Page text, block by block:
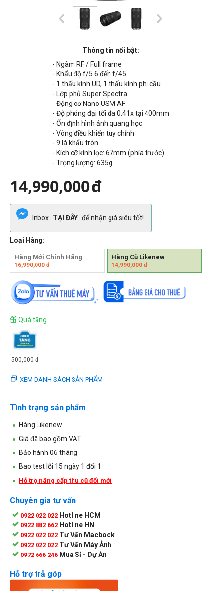
Thông tin nổi bật:
- Ngàm RF / Full frame
- Khẩu độ f/5.6 đến f/45
- 1 thấu kính UD, 1 thấu kính phi cầu
- Lớp phủ Super Spectra
- Động cơ Nano USM AF
- Độ phóng đại tối đa 0.41x tại 400mm
- Ổn định hình ảnh quang học
- Vòng điều khiển tùy chỉnh
- 9 lá khẩu tròn
- Kích cỡ kính lọc: 67mm (phía trước)
- Trọng lượng: 635g
14,990,000đ
Inbox TẠI ĐÂY để nhận giá siêu tốt!
Loại Hàng:
Hàng Mới Chính Hãng
16,990,000 đ
Hàng Cũ Likenew
14,990,000đ
Quà tặng
500,000 đ
XEM DANH SÁCH SẢN PHẨM
Tình trạng sản phẩm
Hàng Likenew
Giá đã bao gồm VAT
Bảo hành 06 tháng
Bao test lỗi 15 ngày 1 đổi 1
Hỗ trợ nâng cấp thu cũ đổi mới
Chuyên gia tư vấn
0922 022 022 Hotline HCM
0922 882 662 Hotline HN
0922 022 022 Tư Vấn Macbook
0922 022 022 Tư Vấn Máy Ảnh
0972 666 246 Mua Sỉ - Dự Án
Hỗ trợ trả góp